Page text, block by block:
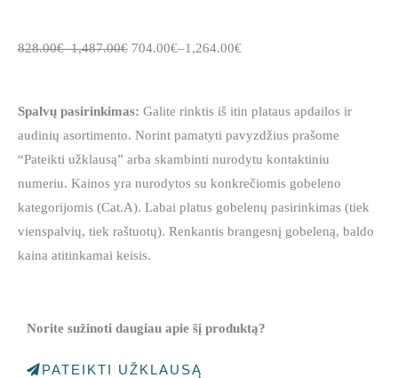
828.00€–1,487.00€ 704.00€–1,264.00€
Spalvų pasirinkimas: Galite rinktis iš itin plataus apdailos ir
audinių asortimento. Norint pamatyti pavyzdžius prašome
“Pateikti užklausą” arba skambinti nurodytu kontaktiniu
numeriu. Kainos yra nurodytos su konkrečiomis gobeleno
kategorijomis (Cat.A). Labai platus gobelenų pasirinkimas (tiek
vienspalvių, tiek raštuotų). Renkantis brangesnį gobeleną, baldo
kaina atitinkamai keisis.
Norite sužinoti daugiau apie šį produktą?
PATEIKTI UŽKLAUSĄ